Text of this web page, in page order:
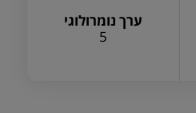
ערך נומרולוגי
5